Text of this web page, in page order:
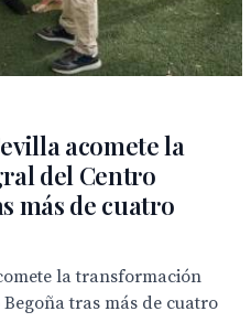
acomete la
del Centro
más de cuatro
la transformación
tras más de cuatro